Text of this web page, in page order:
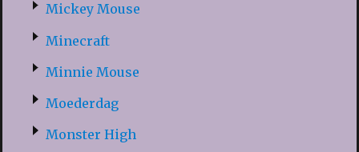
Mickey Mouse
Minecraft
Minnie Mouse
Moederdag
Monster High